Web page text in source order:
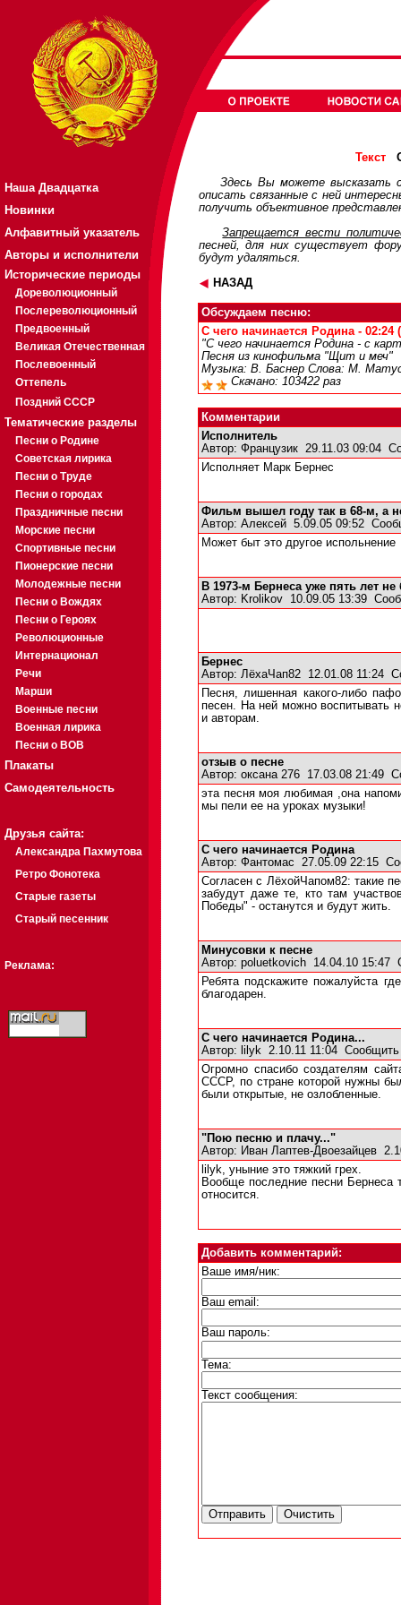
Наша Двадцатка
Новинки
Алфавитный указатель
Авторы и исполнители
Исторические периоды
Дореволюционный
Послереволюционный
Предвоенный
Великая Отечественная
Послевоенный
Оттепель
Поздний СССР
Тематические разделы
Песни о Родине
Советская лирика
Песни о Труде
Песни о городах
Праздничные песни
Морские песни
Спортивные песни
Пионерские песни
Молодежные песни
Песни о Вождях
Песни о Героях
Революционные
Интернационал
Речи
Марши
Военные песни
Военная лирика
Песни о ВОВ
Плакаты
Самодеятельность
Друзья сайта:
Александра Пахмутова
Ретро Фонотека
Старые газеты
Старый песенник
Реклама:
Текст
Здесь Вы можете высказать
описать связанные с ней
получить объективное
Запрещается вести
песней, для них существует
будут удаляться.
НАЗАД
Обсуждаем песню:
С чего начинается Родина - 02:24
"С чего начинается Родина - с
Песня из кинофильма "Щит и меч"
Музыка: В. Баснер Слова: М.
Скачано: 103422 раз
Комментарии
Исполнитель
Автор: Французик 29.11.03 09:04
Исполняет Марк Бернес
Фильм вышел году так в 68-м, а
Автор: Алексей 5.09.05 09:52
Может быт это другое испольнение
В 1973-м Бернеса уже пять лет
Автор: Krolikov 10.09.05 13:39
Бернес
Автор: ЛёхаЧап82 12.01.08 11:24
Песня, лишенная какого-либо
песен. На ней можно воспитывать
и авторам.
отзыв о песне
Автор: оксана 276 17.03.08 21:49
эта песня моя любимая ,она
мы пели ее на уроках музыки!
С чего начинается Родина
Автор: Фантомас 27.05.09 22:15
Согласен с ЛёхойЧапом82: такие
забудут даже те, кто там
Победы" - останутся и будут жить.
Минусовки к песне
Автор: poluetkovich 14.04.10 15:47
Ребята подскажите пожалуйста
благодарен.
С чего начинается Родина...
Автор: lilyk 2.10.11 11:04 Сообщить
Огромно спасибо создателям
СССР, по стране которой нужны
были открытые, не озлобленные.
"Пою песню и плачу..."
Автор: Иван Лаптев-Двоезайцев
lilyk, уныние это тяжкий грех.
Вообще последние песни Бернеса
относится.
Добавить комментарий:
Ваше имя/ник:
Ваш email:
Ваш пароль:
Тема:
Текст сообщения: